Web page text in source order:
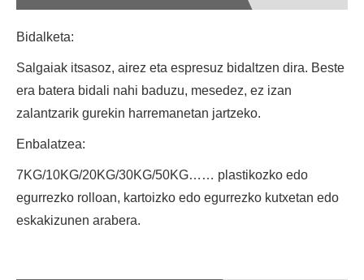
Bidalketa:
Salgaiak itsasoz, airez eta espresuz bidaltzen dira. Beste
era batera bidali nahi baduzu, mesedez, ez izan
zalantzarik gurekin harremanetan jartzeko.
Enbalatzea:
7KG/10KG/20KG/30KG/50KG…… plastikozko edo
egurrezko rolloan, kartoizko edo egurrezko kutxetan edo
eskakizunen arabera.